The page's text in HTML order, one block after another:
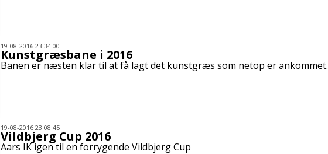
19-08-2016 23:34:00
Kunstgræsbane i 2016
Banen er næsten klar til at få lagt det kunstgræs som netop er ankommet.
19-08-2016 23:08:45
Vildbjerg Cup 2016
Aars IK igen til en forrygende Vildbjerg Cup